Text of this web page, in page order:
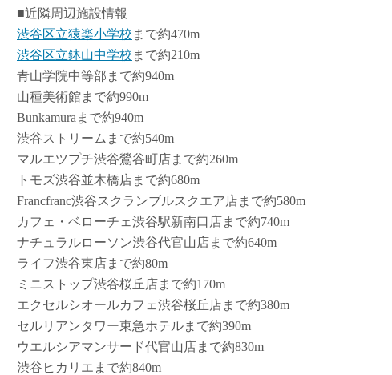
■近隣周辺施設情報
渋谷区立猿楽小学校 まで約470m
渋谷区立鉢山中学校 まで約210m
青山学院中等部まで約940m
山種美術館まで約990m
Bunkamuraまで約940m
渋谷ストリームまで約540m
マルエツプチ渋谷鶯谷町店まで約260m
トモズ渋谷並木橋店まで約680m
Francfranc渋谷スクランブルスクエア店まで約580m
カフェ・ベローチェ渋谷駅新南口店まで約740m
ナチュラルローソン渋谷代官山店まで約640m
ライフ渋谷東店まで約80m
ミニストップ渋谷桜丘店まで約170m
エクセルシオールカフェ渋谷桜丘店まで約380m
セルリアンタワー東急ホテルまで約390m
ウエルシアマンサード代官山店まで約830m
渋谷ヒカリエまで約840m